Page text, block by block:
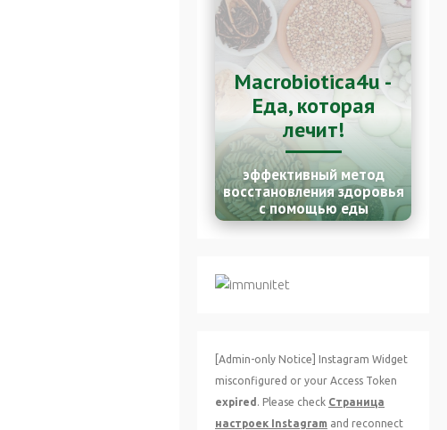
Macrobiotica4u -
Еда, которая
лечит!
эффективный метод
восстановления здоровья
с помощью еды
[Admin-only Notice] Instagram Widget
misconfigured or your Access Token
expired . Please check Страница
настроек Instagram and reconnect